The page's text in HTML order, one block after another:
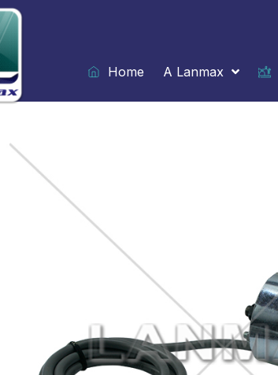
Ir
para
o
conteúdo
Home
A Lanmax